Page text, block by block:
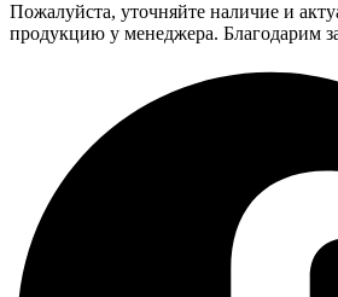
Пожалуйста, уточняйте наличие и
продукцию у менеджера. Благодарим